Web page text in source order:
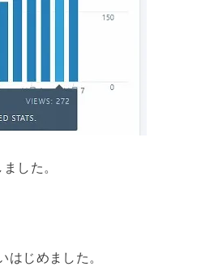
した。
はじめました。